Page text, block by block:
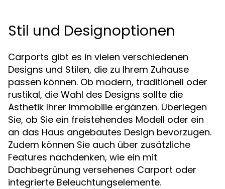
Stil und Designoptionen
Carports gibt es in vielen verschiedenen
Designs und Stilen, die zu Ihrem Zuhause
passen können. Ob modern, traditionell oder
rustikal, die Wahl des Designs sollte die
Ästhetik Ihrer Immobilie ergänzen. Überlegen
Sie, ob Sie ein freistehendes Modell oder ein
an das Haus angebautes Design bevorzugen.
Zudem können Sie auch über zusätzliche
Features nachdenken, wie ein mit
Dachbegrünung versehenes Carport oder
integrierte Beleuchtungselemente.